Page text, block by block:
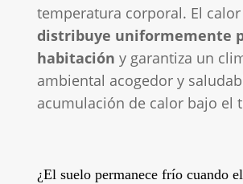
temperatura corporal. El
distribuye uniformemente
habitación y garantiza un
ambiental acogedor y
acumulación de calor bajo el
¿El suelo permanece frío cuando